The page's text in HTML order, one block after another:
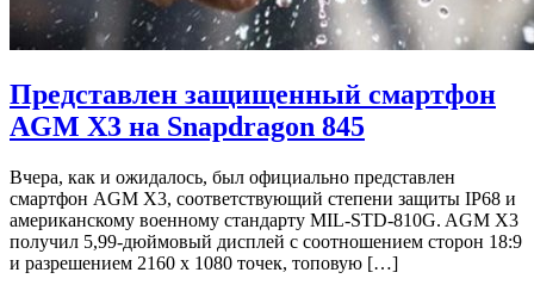
Представлен защищенный смартфон
AGM X3 на Snapdragon 845
Вчера, как и ожидалось, был официально представлен
смартфон AGM X3, соответствующий степени защиты IP68 и
американскому военному стандарту MIL-STD-810G. AGM X3
получил 5,99-дюймовый дисплей с соотношением сторон 18:9
и разрешением 2160 х 1080 точек, топовую […]